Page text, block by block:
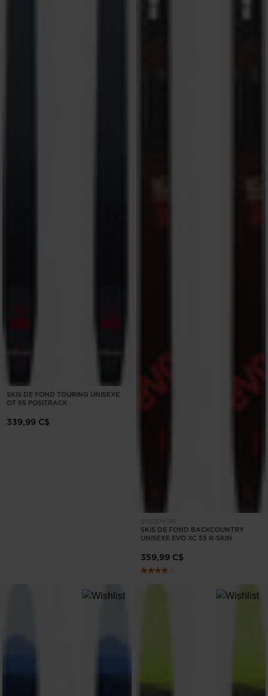
SKIS DE FOND TOURING UNISEXE
OT 65 POSITRACK
339,99 C$
SYSTEM SKI
SKIS DE FOND BACKCOUNTRY
UNISEXE EVO XC 55 R-SKIN
359,99 C$